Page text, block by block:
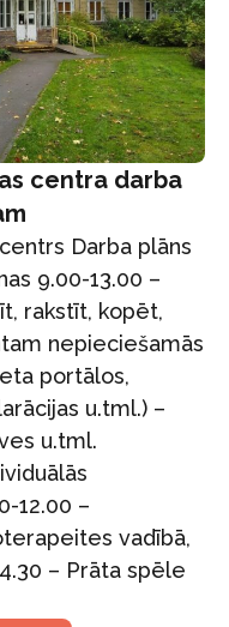
centra darba
Darba plāns
9.00-13.00 –
rakstīt, kopēt,
nepieciešamās
portālos,
u.tml.) –
u.tml.
12.00 –
vadībā,
– Prāta spēle